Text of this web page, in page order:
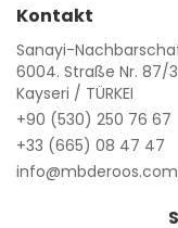
Kontakt
Sanayi-
6004. Straße Nr. 87/
Kayseri / TÜRKEI
+90 (530) 250 76 67
+33 (665) 08 47 47
info@mbderoos.com